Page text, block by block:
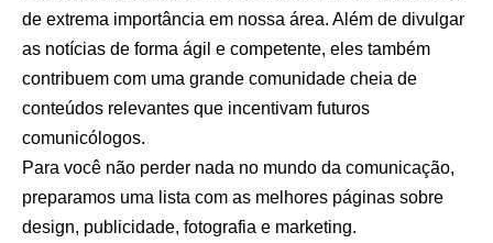
de extrema importância em nossa área. Além de divulgar
as notícias de forma ágil e competente, eles também
contribuem com uma grande comunidade cheia de
conteúdos relevantes que incentivam futuros
comunicólogos.
Para você não perder nada no mundo da comunicação,
preparamos uma lista com as melhores páginas sobre
design, publicidade, fotografia e marketing.